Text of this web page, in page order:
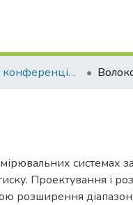
Статті, тези конференцій. Факультет інженерно-технологічний
системах
Проектування і
розширення